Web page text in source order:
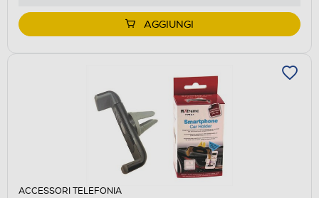
AGGIUNGI
ACCESSORI TELEFONIA